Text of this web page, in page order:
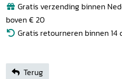
Gratis verzending binnen
boven € 20
Gratis retourneren binnen 14
Terug